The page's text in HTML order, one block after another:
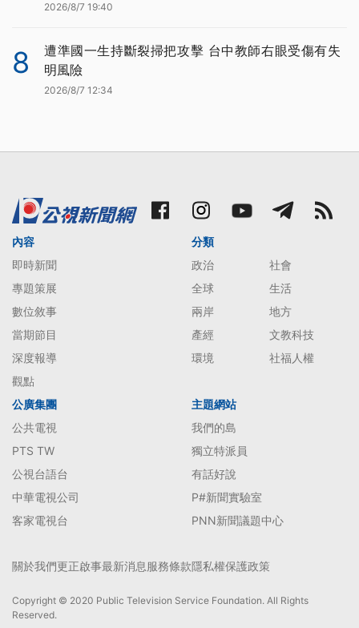
2026/8/7 19:40
8
遭準國一生持斷裂掃把攻擊 台中教師右眼受傷有失
明風險
2026/8/7 12:34
內容
即時新聞
專題策展
數位敘事
當期節目
深度報導
觀點
分類
政治
社會
全球
生活
兩岸
地方
產經
文教科技
環境
社福人權
公廣集團
公共電視
PTS TW
公視台語台
中華電視公司
客家電視台
主題網站
我們的島
獨立特派員
有話好說
P#新聞實驗室
PNN新聞議題中心
關於我們更正啟事最新消息服務條款隱私權保護政策
Copyright © 2020 Public Television Service Foundation. All Rights
Reserved.